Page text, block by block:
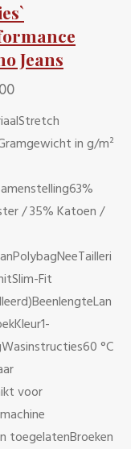
Jeans
in g/m²
/ 35% Katoen /
Fit
°C
voor
toegelatenBroeken